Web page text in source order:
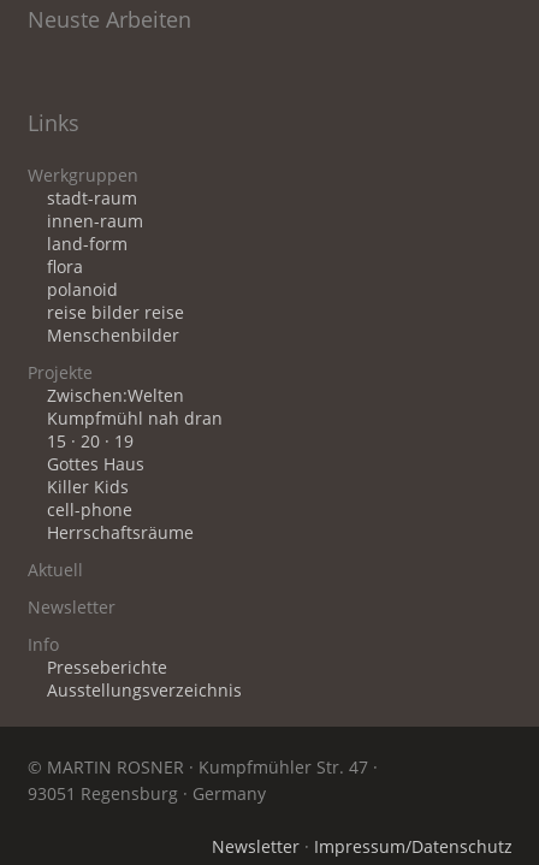
Neuste Arbeiten
Links
Werkgruppen
stadt-raum
innen-raum
land-form
flora
polanoid
reise bilder reise
Menschenbilder
Projekte
Zwischen:Welten
Kumpfmühl nah dran
15 · 20 · 19
Gottes Haus
Killer Kids
cell-phone
Herrschaftsräume
Aktuell
Newsletter
Info
Presseberichte
Ausstellungsverzeichnis
© MARTIN ROSNER · Kumpfmühler Str. 47 ·
93051 Regensburg · Germany
Newsletter· Impressum/Datenschutz